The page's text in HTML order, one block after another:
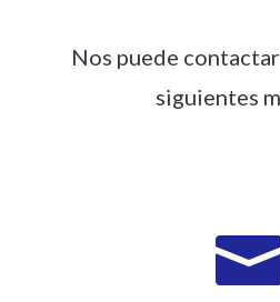
Nos puede
siguientes